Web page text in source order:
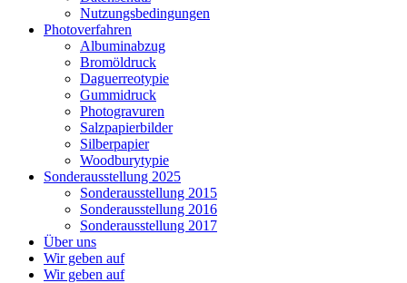
Nutzungsbedingungen
Photoverfahren
Albuminabzug
Bromöldruck
Daguerreotypie
Gummidruck
Photogravuren
Salzpapierbilder
Silberpapier
Woodburytypie
Sonderausstellung 2025
Sonderausstellung 2015
Sonderausstellung 2016
Sonderausstellung 2017
Über uns
Wir geben auf
Wir geben auf